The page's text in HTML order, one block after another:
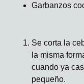
Garbanzos
Se corta la
la misma
cuando ya
pequeño.